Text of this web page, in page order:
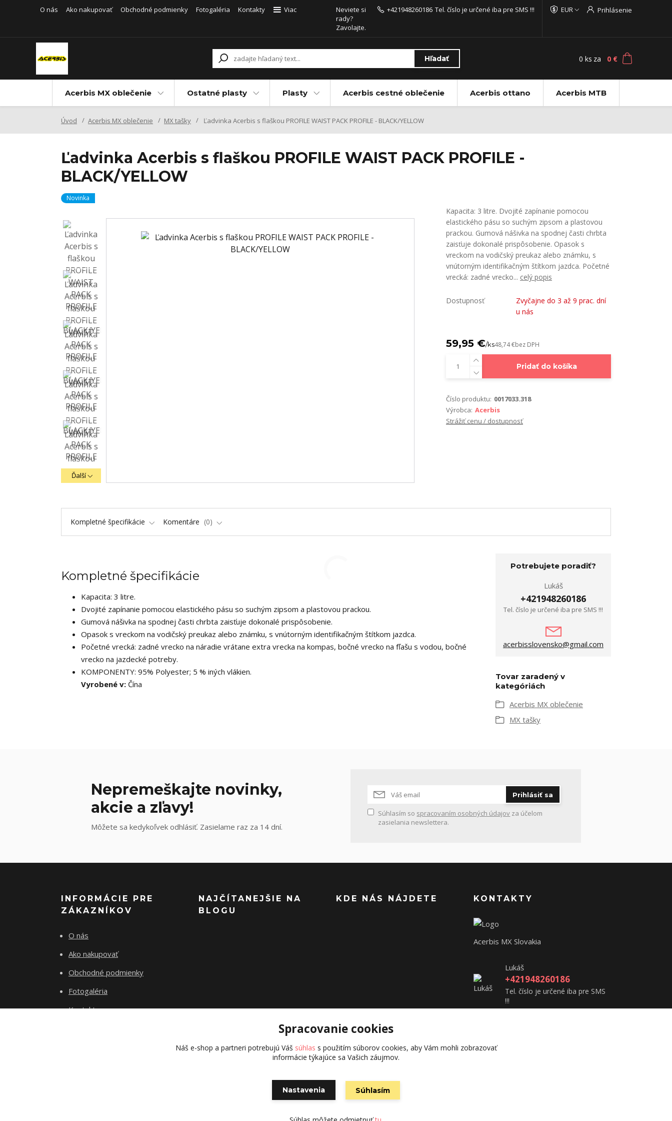
O nás Ako nakupovať Obchodné podmienky Fotogaléria Kontakty Viac EUR Prihlásenie
Hľadať
Neviete si
rady?
Zavolajte.
+421948260186 Tel. číslo je určené iba pre SMS !!!
0 ks za 0 €
Acerbis MX oblečenie Ostatné plasty Plasty Acerbis cestné oblečenie Acerbis ottano Acerbis MTB
Úvod Acerbis MX oblečenie MX tašky Ľadvinka Acerbis s flaškou PROFILE WAIST PACK PROFILE - BLACK/YELLOW
Ľadvinka Acerbis s flaškou PROFILE WAIST PACK PROFILE -
BLACK/YELLOW
Novinka
Ďalší
Kapacita: 3 litre. Dvojité zapínanie pomocou
elastického pásu so suchým zipsom a plastovou
prackou. Gumová nášivka na spodnej časti chrbta
zaisťuje dokonalé prispôsobenie. Opasok s
vreckom na vodičský preukaz alebo známku, s
vnútorným identifikačným štítkom jazdca. Početné
vrecká: zadné vrecko... celý popis
Dostupnosť
Zvyčajne do 3 až 9 prac. dní
u nás
59,95 €/ks48,74 €bez DPH
Pridať do košíka
Číslo produktu: 0017033.318
Výrobca: Acerbis
Strážiť cenu / dostupnosť
Kompletné špecifikácie Komentáre 0
Kompletné špecifikácie
Kapacita: 3 litre.
Dvojité zapínanie pomocou elastického pásu so suchým zipsom a plastovou prackou.
Gumová nášivka na spodnej časti chrbta zaisťuje dokonalé prispôsobenie.
Opasok s vreckom na vodičský preukaz alebo známku, s vnútorným identifikačným štítkom jazdca.
Početné vrecká: zadné vrecko na náradie vrátane extra vrecka na kompas, bočné vrecko na fľašu s vodou, bočné
vrecko na jazdecké potreby.
KOMPONENTY: 95% Polyester; 5 % iných vlákien.
Vyrobené v: Čína
Potrebujete poradiť?
Lukáš
+421948260186
Tel. číslo je určené iba pre SMS !!!
acerbisslovensko@gmail.com
Tovar zaradený v
kategóriách
Acerbis MX oblečenie
MX tašky
Nepremeškajte novinky,
akcie a zľavy!
Môžete sa kedykoľvek odhlásiť. Zasielame raz za 14 dní.
Prihlásiť sa
Súhlasím so spracovaním osobných údajov za účelom
zasielania newslettera.
INFORMÁCIE PRE
ZÁKAZNÍKOV
O nás
Ako nakupovať
Obchodné podmienky
Fotogaléria
Kontakty
NAJČÍTANEJŠIE NA
BLOGU
KDE NÁS NÁJDETE KONTAKTY
Acerbis MX Slovakia
Lukáš
+421948260186
Tel. číslo je určené iba pre SMS
!!!
Spracovanie cookies
Náš e-shop a partneri potrebujú Váš súhlas s použitím súborov cookies, aby Vám mohli zobrazovať
informácie týkajúce sa Vašich záujmov.
Nastavenia Súhlasím